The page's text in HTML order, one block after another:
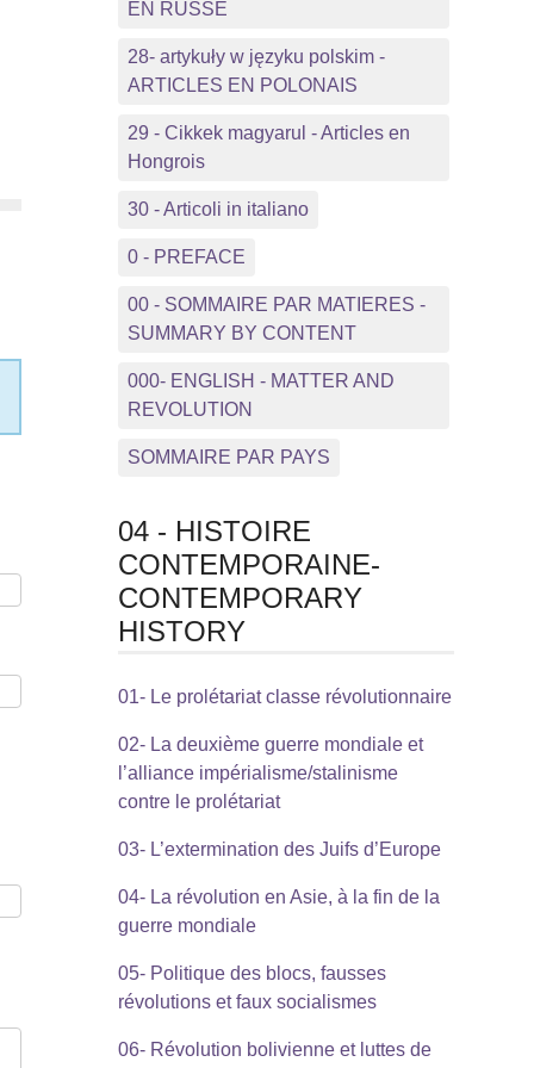
EN RUSSE
28- artykuły w języku polskim -
ARTICLES EN POLONAIS
29 - Cikkek magyarul - Articles en
Hongrois
30 - Articoli in italiano
0 - PREFACE
00 - SOMMAIRE PAR MATIERES -
SUMMARY BY CONTENT
000- ENGLISH - MATTER AND
REVOLUTION
SOMMAIRE PAR PAYS
04 - HISTOIRE
CONTEMPORAINE-
CONTEMPORARY
HISTORY
01- Le prolétariat classe révolutionnaire
02- La deuxième guerre mondiale et
l’alliance impérialisme/stalinisme
contre le prolétariat
03- L’extermination des Juifs d’Europe
04- La révolution en Asie, à la fin de la
guerre mondiale
05- Politique des blocs, fausses
révolutions et faux socialismes
06- Révolution bolivienne et luttes de